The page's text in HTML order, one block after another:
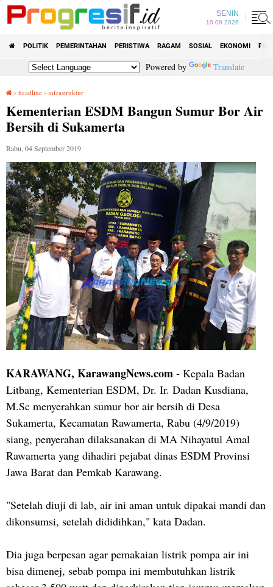
SENIN
10 08 2026
POLITIK PEMERINTAHAN PERISTIWA RAGAM SOSIAL EKONOMI
Powered by Translate
› headline › infrastruktur
Kementerian ESDM Bangun Sumur Bor Air
Bersih di Sukamerta
Rabu, 04 September 2019
KARAWANG, KarawangNews.com - Kepala Badan
Litbang, Kementerian ESDM, Dr. Ir. Dadan Kusdiana,
M.Sc menyerahkan sumur bor air bersih di Desa
Sukamerta, Kecamatan Rawamerta, Rabu (4/9/2019)
siang, penyerahan dilaksanakan di MA Nihayatul Amal
Rawamerta yang dihadiri pejabat dinas ESDM Provinsi
Jawa Barat dan Pemkab Karawang.
"Setelah diuji di lab, air ini aman untuk dipakai mandi dan
dikonsumsi, setelah dididihkan," kata Dadan.
Dia juga berpesan agar pemakaian listrik pompa air ini
bisa dimenej, sebab pompa ini membutuhkan listrik